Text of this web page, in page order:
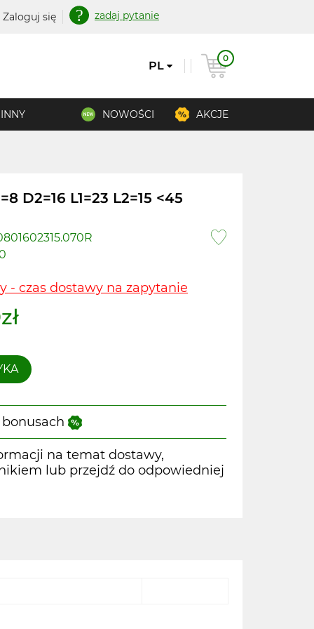
Zaloguj się zadaj pytanie
PL
0
INNY NOWOŚCI AKCJE
D2=16 L1=23 L2=15 <45
- czas dostawy na zapytanie
na temat dostawy,
lub przejdź do odpowiedniej